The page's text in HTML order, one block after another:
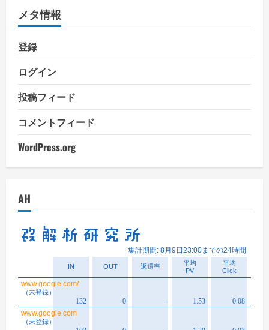
ー
メタ情報
登録
ログイン
投稿フィード
コメントフィード
WordPress.org
AH